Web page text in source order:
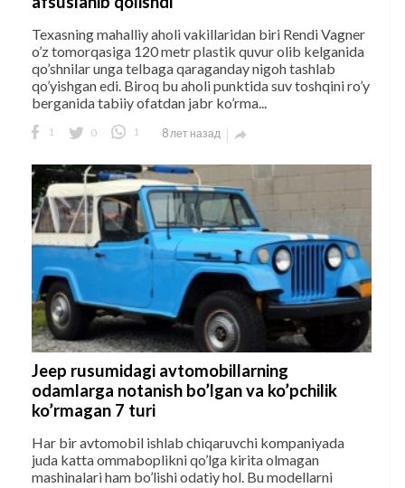
Texasning mahalliy aholi vakillaridan biri Rendi Vagner
o’z tomorqasiga 120 metr plastik quvur olib kelganida
qo’shnilar unga telbaga qaraganday nigoh tashlab
qo’yishgan edi. Biroq bu aholi punktida suv toshqini ro’y
berganida tabiiy ofatdan jabr ko’rma...
1 0 1 8 лет назад 
Jeep rusumidagi avtomobillarning
odamlarga notanish bo’lgan va ko’pchilik
ko’rmagan 7 turi
Har bir avtomobil ishlab chiqaruvchi kompaniyada
juda katta ommaboplikni qo’lga kirita olmagan
mashinalari ham bo’lishi odatiy hol. Bu modellarni